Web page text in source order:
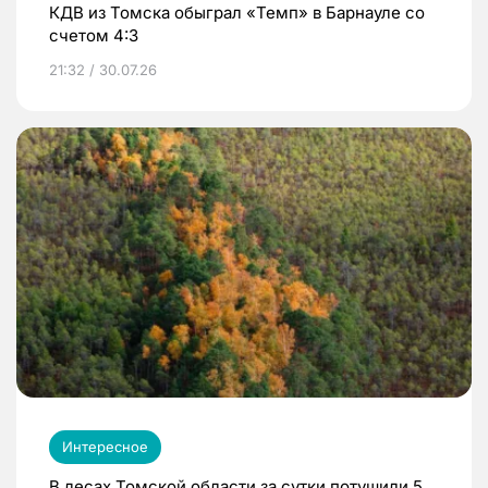
КДВ из Томска обыграл «Темп» в Барнауле со
счетом 4:3
21:32 / 30.07.26
Интересное